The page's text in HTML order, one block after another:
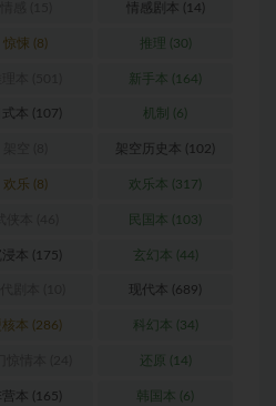
情感剧本 (14)
惊悚 (8) 推理 (30)
新手本 (164)
式本 (107) 机制 (6)
架空历史本 (102)
欢乐 (8) 欢乐本 (317)
民国本 (103)
浸本 (175) 玄幻本 (44)
现代本 (689)
核本 (286) 科幻本 (34)
还原 (14)
营本 (165) 韩国本 (6)